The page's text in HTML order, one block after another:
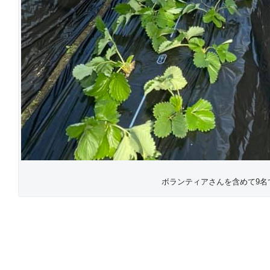
ボランティアさんを含めて9